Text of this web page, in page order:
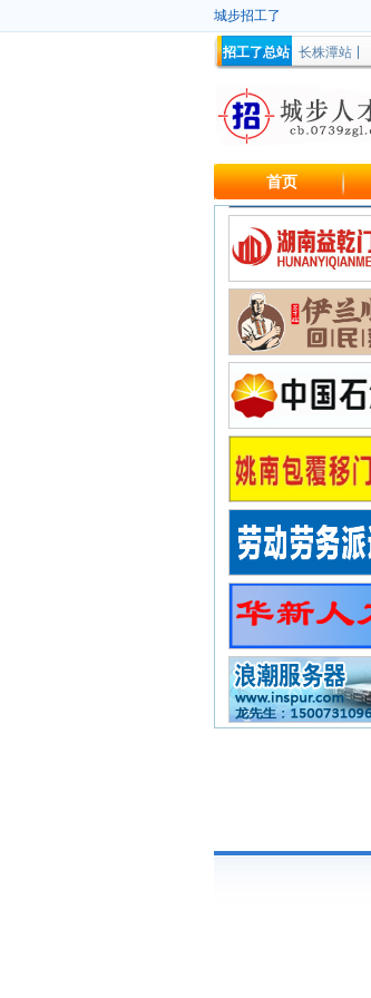
城步招工了
招工了总站 长株潭站
首页